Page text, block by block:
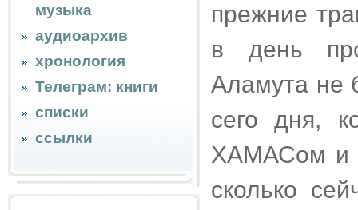
музыка
аудиоархив
хронология
Телеграм: книги
списки
ссылки
прежние
в день
Аламута не
сего дня,
ХАМАСом и
сколько